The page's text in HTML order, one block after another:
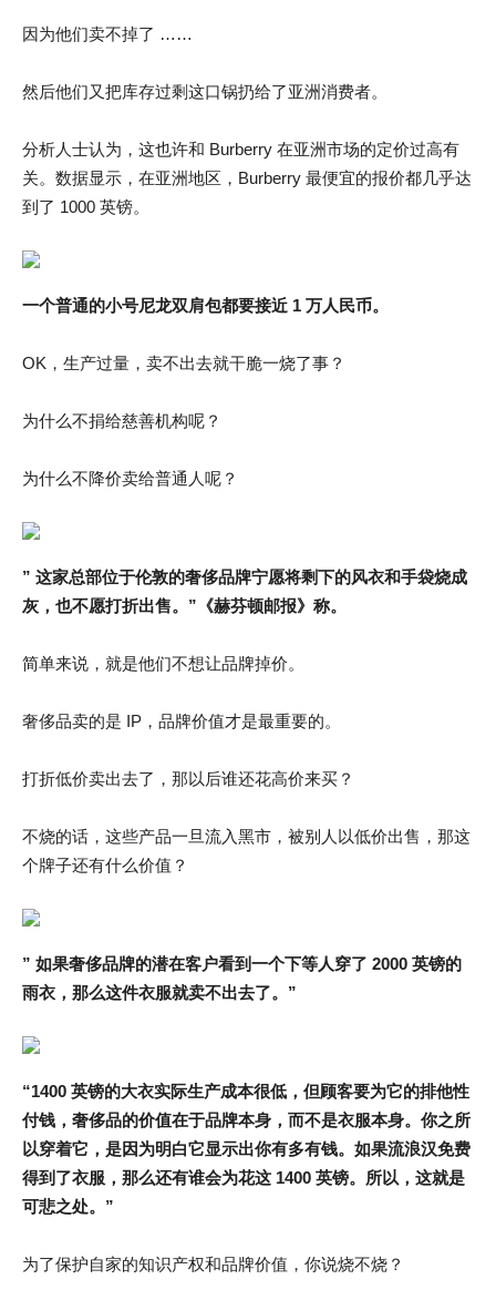
因为他们卖不掉了 ……
然后他们又把库存过剩这口锅扔给了亚洲消费者。
分析人士认为，这也许和 Burberry 在亚洲市场的定价过高有
关。数据显示，在亚洲地区，Burberry 最便宜的报价都几乎达
到了 1000 英镑。
一个普通的小号尼龙双肩包都要接近 1 万人民币。
OK，生产过量，卖不出去就干脆一烧了事？
为什么不捐给慈善机构呢？
为什么不降价卖给普通人呢？
” 这家总部位于伦敦的奢侈品牌宁愿将剩下的风衣和手袋烧成
灰，也不愿打折出售。”《赫芬顿邮报》称。
简单来说，就是他们不想让品牌掉价。
奢侈品卖的是 IP，品牌价值才是最重要的。
打折低价卖出去了，那以后谁还花高价来买？
不烧的话，这些产品一旦流入黑市，被别人以低价出售，那这
个牌子还有什么价值？
” 如果奢侈品牌的潜在客户看到一个下等人穿了 2000 英镑的
雨衣，那么这件衣服就卖不出去了。”
“1400 英镑的大衣实际生产成本很低，但顾客要为它的排他性
付钱，奢侈品的价值在于品牌本身，而不是衣服本身。你之所
以穿着它，是因为明白它显示出你有多有钱。如果流浪汉免费
得到了衣服，那么还有谁会为花这 1400 英镑。所以，这就是
可悲之处。”
为了保护自家的知识产权和品牌价值，你说烧不烧？